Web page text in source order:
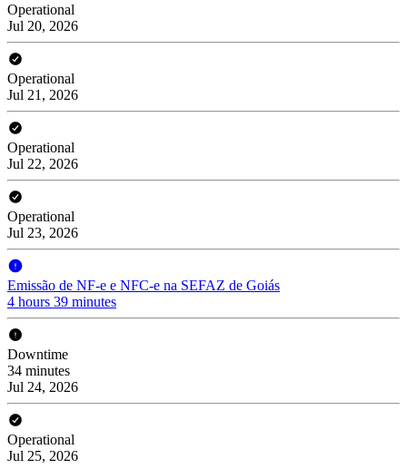
Operational
Jul 20, 2026
Operational
Jul 21, 2026
Operational
Jul 22, 2026
Operational
Jul 23, 2026
Emissão de NF-e e NFC-e na SEFAZ de Goiás
4 hours 39 minutes
Downtime
34 minutes
Jul 24, 2026
Operational
Jul 25, 2026